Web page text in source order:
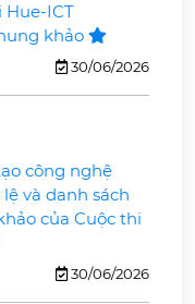
ICT
khảo
30/06/2026
công nghệ
và danh sách
của Cuộc thi
30/06/2026